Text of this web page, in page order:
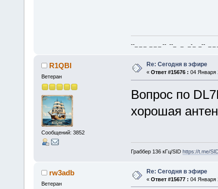
--_ _ _ _ _ _ -- --_ _ _-_ _-- _ _
R1QBI
Ветеран
Сообщений: 3852
Re: Сегодня в эфире
« Ответ #15676 : 04 Января
Вопрос по
хорошая
Граббер 136 кГц/SID https://t.me/
rw3adb
Ветеран
Re: Сегодня в эфире
« Ответ #15677 : 04 Января